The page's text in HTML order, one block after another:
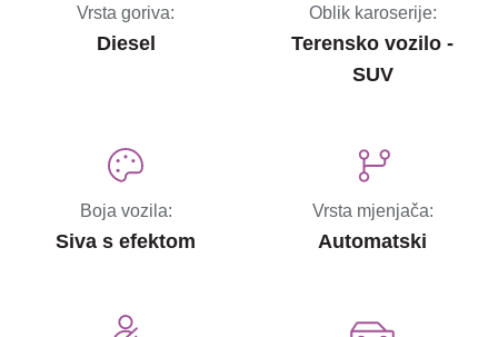
Vrsta goriva:
Diesel
Oblik karoserije:
Terensko vozilo -
SUV
Boja vozila:
Siva s efektom
Vrsta mjenjača:
Automatski